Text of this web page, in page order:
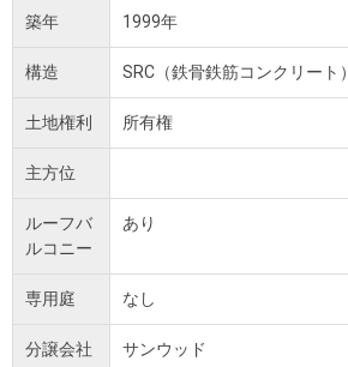
築年 1999年
構造 SRC（鉄骨鉄筋コンクリート）
土地権利 所有権
主方位
ルーフバ
ルコニー
あり
専用庭 なし
分譲会社 サンウッド